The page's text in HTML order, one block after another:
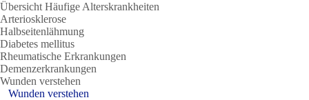
Übersicht Häufige Alterskrankheiten
Arteriosklerose
Halbseitenlähmung
Diabetes mellitus
Rheumatische Erkrankungen
Demenzerkrankungen
Wunden verstehen
Wunden verstehen